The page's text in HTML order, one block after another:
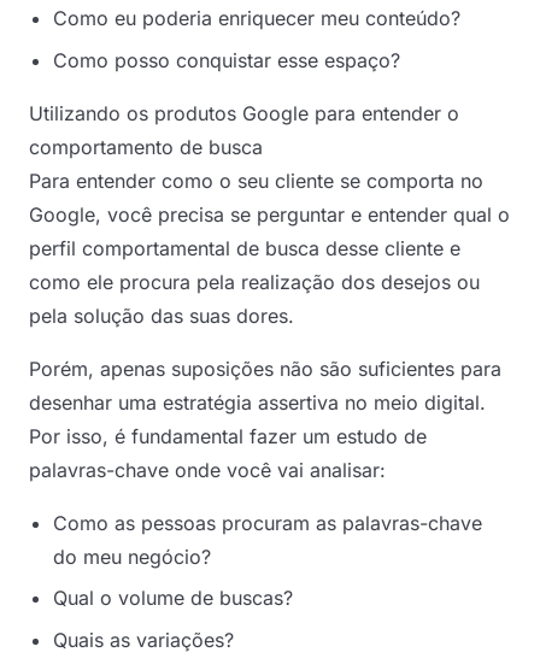
Como eu poderia enriquecer meu conteúdo?
Como posso conquistar esse espaço?
Utilizando os produtos Google para entender o
comportamento de busca
Para entender como o seu cliente se comporta no
Google, você precisa se perguntar e entender qual o
perfil comportamental de busca desse cliente e
como ele procura pela realização dos desejos ou
pela solução das suas dores.
Porém, apenas suposições não são suficientes para
desenhar uma estratégia assertiva no meio digital.
Por isso, é fundamental fazer um estudo de
palavras-chave onde você vai analisar:
Como as pessoas procuram as palavras-chave
do meu negócio?
Qual o volume de buscas?
Quais as variações?